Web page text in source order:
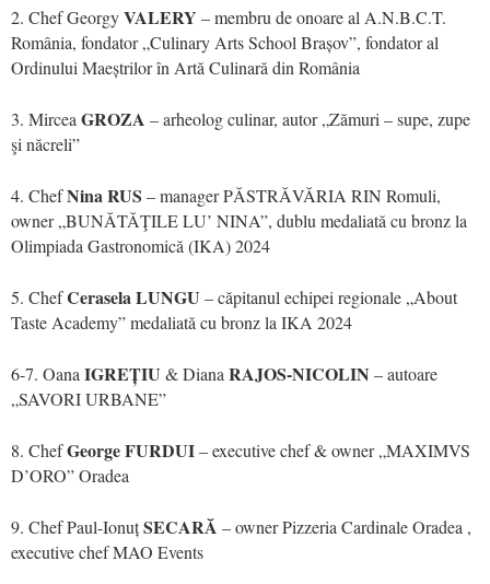
2. Chef GeorgyVALERY – membru de onoare al A.N.B.C.T.
România, fondator „Culinary Arts School Brașov”, fondator al
Ordinului Maeștrilor în Artă Culinară din România
3. Mircea GROZA – arheolog culinar, autor „Zămuri – supe, zupe
şi năcreli”
4. ChefNina RUS – manager PĂSTRĂVĂRIA RIN Romuli,
owner „BUNĂTĂŢILE LU’ NINA”, dublu medaliată cu bronz la
Olimpiada Gastronomică (IKA) 2024
5. ChefCerasela LUNGU – căpitanul echipei regionale „About
Taste Academy” medaliată cu bronz la IKA 2024
6-7. Oana IGREȚIU & Diana RAJOS-NICOLIN – autoare
„SAVORI URBANE”
8. ChefGeorge FURDUI– executive chef & owner „MAXIMVS
D’ORO” Oradea
9. Chef Paul-IonuțSECARĂ – owner Pizzeria Cardinale Oradea ,
executive chef MAO Events